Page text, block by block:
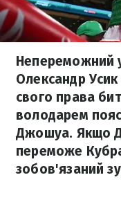
Непереможний
Олександр Усик
свого права
володарем
Джошуа. Якщо
переможе
зобов'язаний